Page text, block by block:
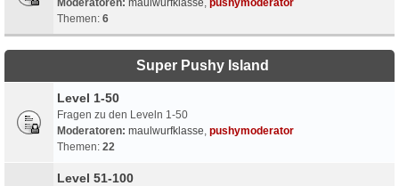
Moderatoren: maulwurfklasse, pushymoderator
Themen: 6
Super Pushy Island
Level 1-50
Fragen zu den Leveln 1-50
Moderatoren: maulwurfklasse, pushymoderator
Themen: 22
Level 51-100